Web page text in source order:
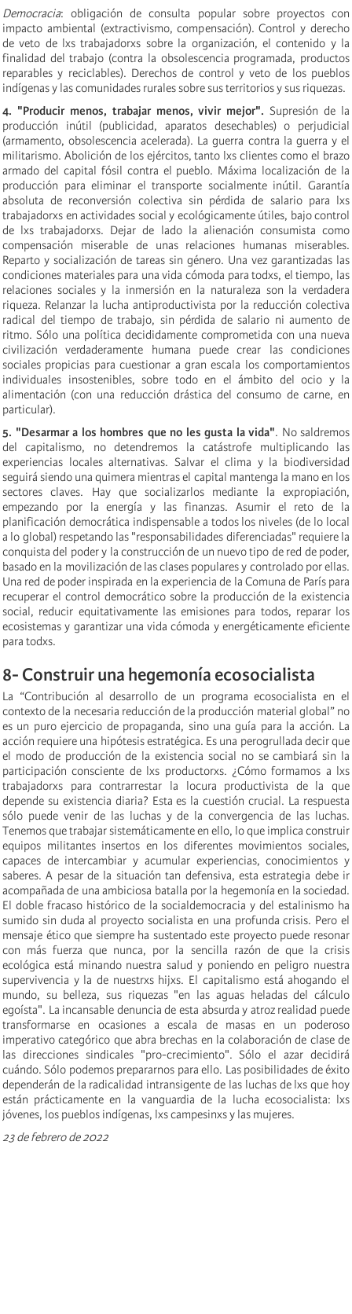
Democracia: obligación de consulta popular sobre proyectos con
impacto ambiental (extractivismo, compensación). Control y derecho
de veto de lxs trabajadorxs sobre la organización, el contenido y la
finalidad del trabajo (contra la obsolescencia programada, productos
reparables y reciclables). Derechos de control y veto de los pueblos
indígenas y las comunidades rurales sobre sus territorios y sus riquezas.
4. "Producir menos, trabajar menos, vivir mejor". Supresión de la
producción inútil (publicidad, aparatos desechables) o perjudicial
(armamento, obsolescencia acelerada). La guerra contra la guerra y el
militarismo. Abolición de los ejércitos, tanto lxs clientes como el brazo
armado del capital fósil contra el pueblo. Máxima localización de la
producción para eliminar el transporte socialmente inútil. Garantía
absoluta de reconversión colectiva sin pérdida de salario para lxs
trabajadorxs en actividades social y ecológicamente útiles, bajo control
de lxs trabajadorxs. Dejar de lado la alienación consumista como
compensación miserable de unas relaciones humanas miserables.
Reparto y socialización de tareas sin género. Una vez garantizadas las
condiciones materiales para una vida cómoda para todxs, el tiempo, las
relaciones sociales y la inmersión en la naturaleza son la verdadera
riqueza. Relanzar la lucha antiproductivista por la reducción colectiva
radical del tiempo de trabajo, sin pérdida de salario ni aumento de
ritmo. Sólo una política decididamente comprometida con una nueva
civilización verdaderamente humana puede crear las condiciones
sociales propicias para cuestionar a gran escala los comportamientos
individuales insostenibles, sobre todo en el ámbito del ocio y la
alimentación (con una reducción drástica del consumo de carne, en
particular).
5. "Desarmar a los hombres que no les gusta la vida". No saldremos
del capitalismo, no detendremos la catástrofe multiplicando las
experiencias locales alternativas. Salvar el clima y la biodiversidad
seguirá siendo una quimera mientras el capital mantenga la mano en los
sectores claves. Hay que socializarlos mediante la expropiación,
empezando por la energía y las finanzas. Asumir el reto de la
planificación democrática indispensable a todos los niveles (de lo local
a lo global) respetando las "responsabilidades diferenciadas" requiere la
conquista del poder y la construcción de un nuevo tipo de red de poder,
basado en la movilización de las clases populares y controlado por ellas.
Una red de poder inspirada en la experiencia de la Comuna de París para
recuperar el control democrático sobre la producción de la existencia
social, reducir equitativamente las emisiones para todos, reparar los
ecosistemas y garantizar una vida cómoda y energéticamente eficiente
para todxs.
8- Construir una hegemonía ecosocialista
La “Contribución al desarrollo de un programa ecosocialista en el
contexto de la necesaria reducción de la producción material global” no
es un puro ejercicio de propaganda, sino una guía para la acción. La
acción requiere una hipótesis estratégica. Es una perogrullada decir que
el modo de producción de la existencia social no se cambiará sin la
participación consciente de lxs productorxs. ¿Cómo formamos a lxs
trabajadorxs para contrarrestar la locura productivista de la que
depende su existencia diaria? Esta es la cuestión crucial. La respuesta
sólo puede venir de las luchas y de la convergencia de las luchas.
Tenemos que trabajar sistemáticamente en ello, lo que implica construir
equipos militantes insertos en los diferentes movimientos sociales,
capaces de intercambiar y acumular experiencias, conocimientos y
saberes. A pesar de la situación tan defensiva, esta estrategia debe ir
acompañada de una ambiciosa batalla por la hegemonía en la sociedad.
El doble fracaso histórico de la socialdemocracia y del estalinismo ha
sumido sin duda al proyecto socialista en una profunda crisis. Pero el
mensaje ético que siempre ha sustentado este proyecto puede resonar
con más fuerza que nunca, por la sencilla razón de que la crisis
ecológica está minando nuestra salud y poniendo en peligro nuestra
supervivencia y la de nuestrxs hijxs. El capitalismo está ahogando el
mundo, su belleza, sus riquezas "en las aguas heladas del cálculo
egoísta". La incansable denuncia de esta absurda y atroz realidad puede
transformarse en ocasiones a escala de masas en un poderoso
imperativo categórico que abra brechas en la colaboración de clase de
las direcciones sindicales "pro-crecimiento". Sólo el azar decidirá
cuándo. Sólo podemos prepararnos para ello. Las posibilidades de éxito
dependerán de la radicalidad intransigente de las luchas de lxs que hoy
están prácticamente en la vanguardia de la lucha ecosocialista: lxs
jóvenes, los pueblos indígenas, lxs campesinxs y las mujeres.
23 de febrero de 2022